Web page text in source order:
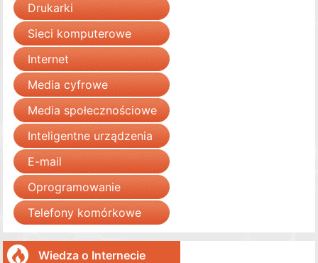
Drukarki
Sieci komputerowe
Internet
Media cyfrowe
Media społecznościowe
Inteligentne urządzenia
E-mail
Oprogramowanie
Telefony komórkowe
Wiedza o Internecie